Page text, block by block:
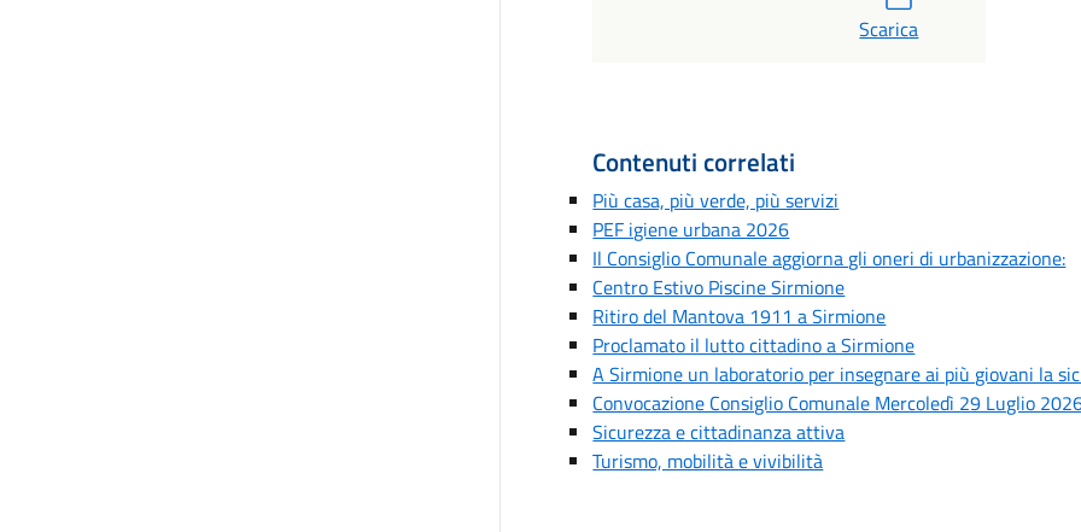
Scarica
Contenuti correlati
Più casa, più verde, più servizi
PEF igiene urbana 2026
Il Consiglio Comunale aggiorna gli oneri di urbanizzazione:
Centro Estivo Piscine Sirmione
Ritiro del Mantova 1911 a Sirmione
Proclamato il lutto cittadino a Sirmione
A Sirmione un laboratorio per insegnare ai più giovani la
Convocazione Consiglio Comunale Mercoledì 29 Luglio
Sicurezza e cittadinanza attiva
Turismo, mobilità e vivibilità